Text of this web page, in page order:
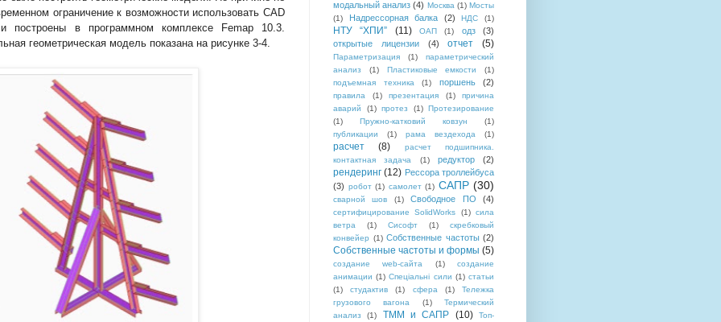
ограничение к возможности использовать САD
построены в программном комплексе Femap 10.3.
геометрическая модель показана на рисунке 3-4.
модальный анализ (4) Москва (1) Мосты
(1)
Надрессорная балка (2) НДС (1)
НТУ “ХПИ” (11) ОАП (1) одз
(3)
открытые лицензии
(4) отчет (5)
Параметризация (1)
параметрический
анализ
(1) Пластиковые емкости
(1)
подъемная техника
(1) поршень (2)
правила (1) презентация (1)
причина
аварий
(1) протез (1) Протезирование
(1)
Пружно-катковий ковзун
(1)
публикации
(1) рама вездехода (1)
расчет (8)
расчет подшипника.
контактная задача
(1) редуктор (2)
рендеринг (12) Рессора троллейбуса
(3) робот (1) самолет (1) САПР (30)
сварной шов (1) Свободное ПО (4)
сертифицирование SolidWorks (1) сила
ветра
(1) Сисофт (1)
скребковый
конвейер (1) Собственные частоты (2)
Собственные частоты и формы (5)
создание web-сайта (1)
создание
анимации (1) Спеціальні сили (1) статьи
(1)
студактив (1) сфера (1)
Тележка
грузового вагона
(1)
Термический
анализ
(1) ТММ и САПР (10)
Топ-